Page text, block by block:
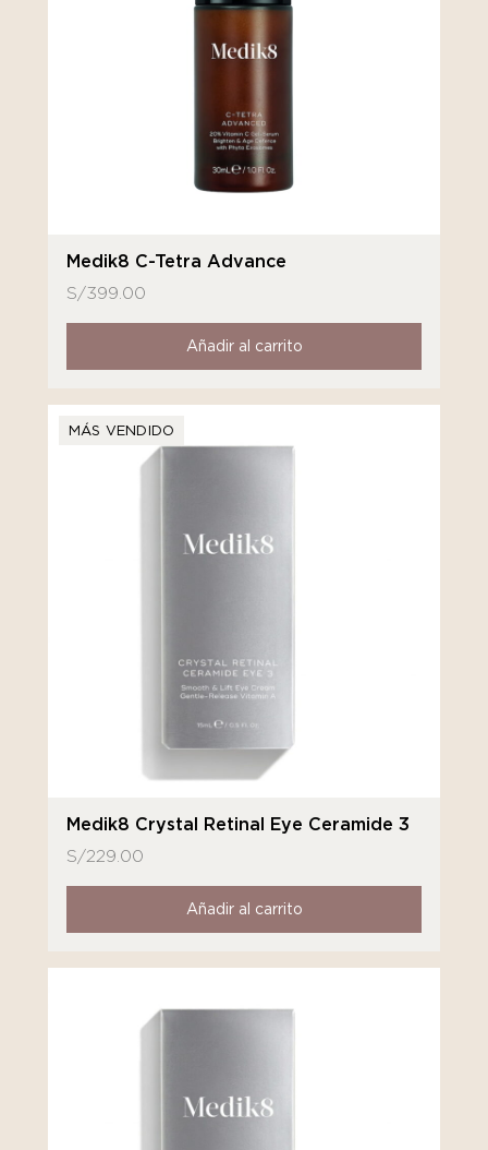
Medik8 C-Tetra Advance
S/399.00
Añadir al carrito
MÁS VENDIDO
Medik8 Crystal Retinal Eye Ceramide 3
S/229.00
Añadir al carrito